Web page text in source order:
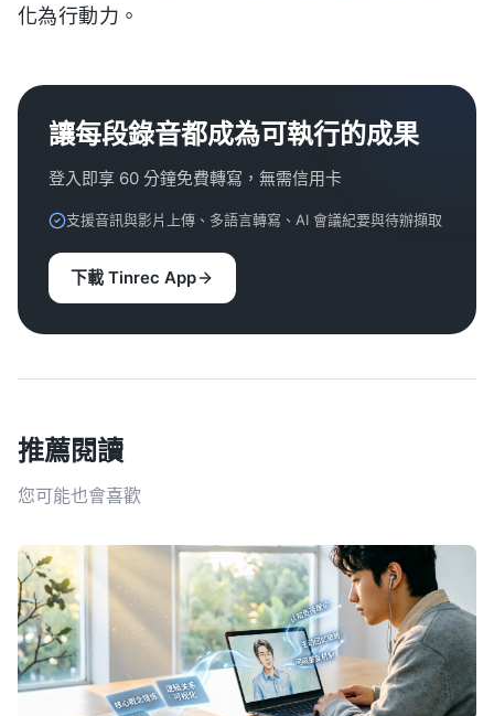
化為行動力。
讓每段錄音都成為可執行的成果
登入即享 60 分鐘免費轉寫，無需信用卡
支援音訊與影片上傳、多語言轉寫、AI 會議紀要與待辦擷取
下載 Tinrec App
推薦閱讀
您可能也會喜歡